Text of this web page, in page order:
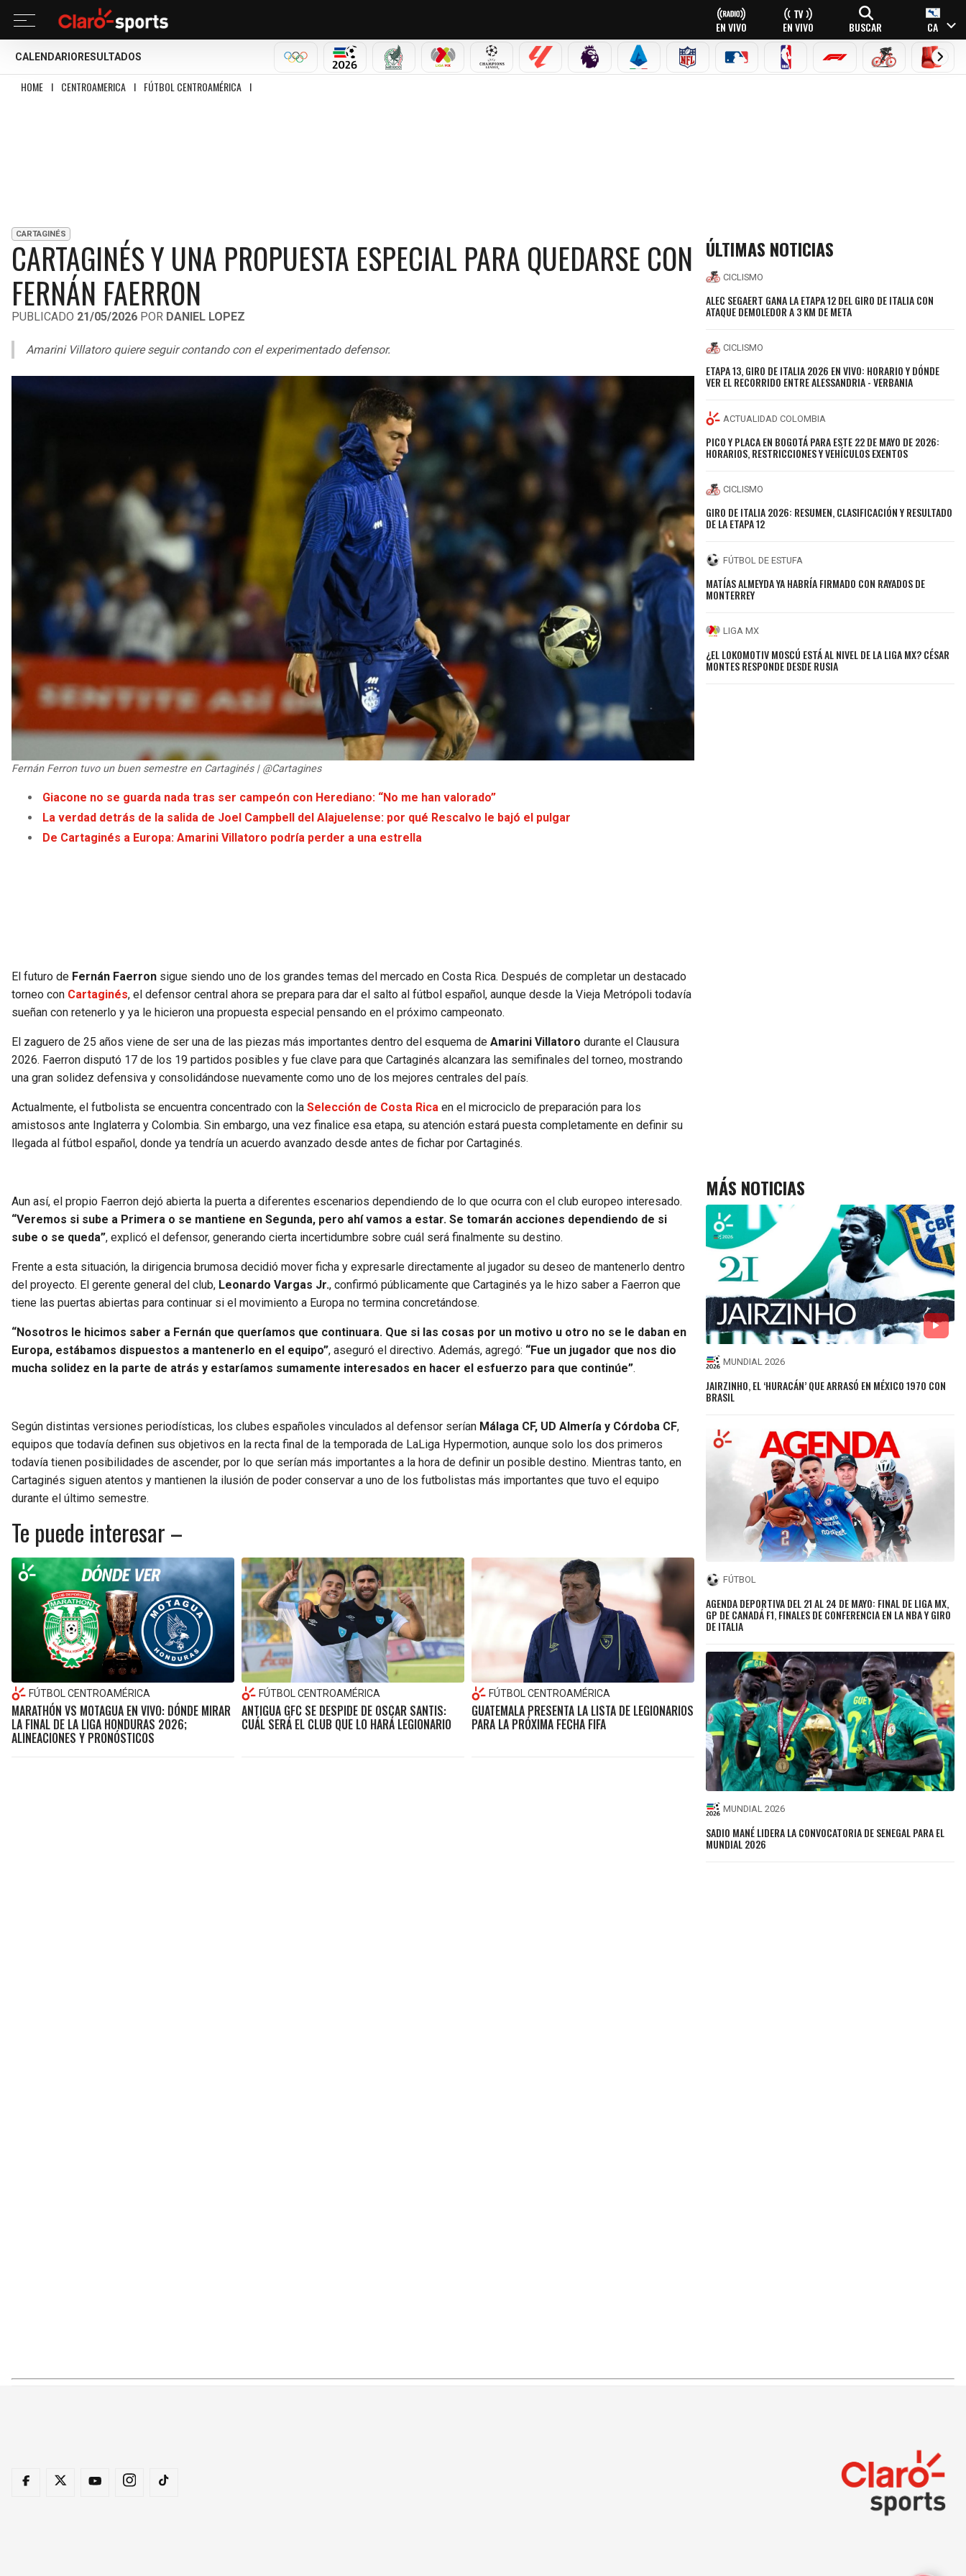
EN VIVO EN VIVO BUSCAR CA
CALENDARIO RESULTADOS
OLÍMPICOSMUNDIAL 2026SELECCIÓN MEXICANA
LIGA MX CHAMPIONS LEAGUE
LALIGA PREMIER LEAGUE
SERIE A NFL MLB NBA FÓRMULA 1CICLISMOBOXEO
HOME I CENTROAMERICA I FÚTBOL CENTROAMÉRICA I
CARTAGINÉS
CARTAGINÉS Y UNA PROPUESTA ESPECIAL PARA QUEDARSE CON
FERNÁN FAERRON
PUBLICADO 21/05/2026 POR DANIEL LOPEZ
Amarini Villatoro quiere seguir contando con el experimentado defensor.
Fernán Ferron tuvo un buen semestre en Cartaginés | @Cartagines
Giacone no se guarda nada tras ser campeón con Herediano: “No me han valorado”
La verdad detrás de la salida de Joel Campbell del Alajuelense: por qué Rescalvo le bajó el pulgar
De Cartaginés a Europa: Amarini Villatoro podría perder a una estrella
El futuro de Fernán Faerron sigue siendo uno de los grandes temas del mercado en Costa Rica. Después de completar un destacado
torneo con Cartaginés, el defensor central ahora se prepara para dar el salto al fútbol español, aunque desde la Vieja Metrópoli todavía
sueñan con retenerlo y ya le hicieron una propuesta especial pensando en el próximo campeonato.
El zaguero de 25 años viene de ser una de las piezas más importantes dentro del esquema de Amarini Villatoro durante el Clausura
2026. Faerron disputó 17 de los 19 partidos posibles y fue clave para que Cartaginés alcanzara las semifinales del torneo, mostrando
una gran solidez defensiva y consolidándose nuevamente como uno de los mejores centrales del país.
Actualmente, el futbolista se encuentra concentrado con la Selección de Costa Rica en el microciclo de preparación para los
amistosos ante Inglaterra y Colombia. Sin embargo, una vez finalice esa etapa, su atención estará puesta completamente en definir su
llegada al fútbol español, donde ya tendría un acuerdo avanzado desde antes de fichar por Cartaginés.
Aun así, el propio Faerron dejó abierta la puerta a diferentes escenarios dependiendo de lo que ocurra con el club europeo interesado.
“Veremos si sube a Primera o se mantiene en Segunda, pero ahí vamos a estar. Se tomarán acciones dependiendo de si
sube o se queda”, explicó el defensor, generando cierta incertidumbre sobre cuál será finalmente su destino.
Frente a esta situación, la dirigencia brumosa decidió mover ficha y expresarle directamente al jugador su deseo de mantenerlo dentro
del proyecto. El gerente general del club, Leonardo Vargas Jr., confirmó públicamente que Cartaginés ya le hizo saber a Faerron que
tiene las puertas abiertas para continuar si el movimiento a Europa no termina concretándose.
“Nosotros le hicimos saber a Fernán que queríamos que continuara. Que si las cosas por un motivo u otro no se le daban en
Europa, estábamos dispuestos a mantenerlo en el equipo”, aseguró el directivo. Además, agregó: “Fue un jugador que nos dio
mucha solidez en la parte de atrás y estaríamos sumamente interesados en hacer el esfuerzo para que continúe”.
Según distintas versiones periodísticas, los clubes españoles vinculados al defensor serían Málaga CF, UD Almería y Córdoba CF,
equipos que todavía definen sus objetivos en la recta final de la temporada de LaLiga Hypermotion, aunque solo los dos primeros
todavía tienen posibilidades de ascender, por lo que serían más importantes a la hora de definir un posible destino. Mientras tanto, en
Cartaginés siguen atentos y mantienen la ilusión de poder conservar a uno de los futbolistas más importantes que tuvo el equipo
durante el último semestre.
Te puede interesar –
FÚTBOL CENTROAMÉRICA
MARATHÓN VS MOTAGUA EN VIVO: DÓNDE MIRAR
LA FINAL DE LA LIGA HONDURAS 2026;
ALINEACIONES Y PRONÓSTICOS
FÚTBOL CENTROAMÉRICA
ANTIGUA GFC SE DESPIDE DE OSCAR SANTIS:
CUÁL SERÁ EL CLUB QUE LO HARÁ LEGIONARIO
FÚTBOL CENTROAMÉRICA
GUATEMALA PRESENTA LA LISTA DE LEGIONARIOS
PARA LA PRÓXIMA FECHA FIFA
ÚLTIMAS NOTICIAS
CICLISMO
ALEC SEGAERT GANA LA ETAPA 12 DEL GIRO DE ITALIA CON
ATAQUE DEMOLEDOR A 3 KM DE META
CICLISMO
ETAPA 13, GIRO DE ITALIA 2026 EN VIVO: HORARIO Y DÓNDE
VER EL RECORRIDO ENTRE ALESSANDRIA - VERBANIA
ACTUALIDAD COLOMBIA
PICO Y PLACA EN BOGOTÁ PARA ESTE 22 DE MAYO DE 2026:
HORARIOS, RESTRICCIONES Y VEHÍCULOS EXENTOS
CICLISMO
GIRO DE ITALIA 2026: RESUMEN, CLASIFICACIÓN Y RESULTADO
DE LA ETAPA 12
FÚTBOL DE ESTUFA
MATÍAS ALMEYDA YA HABRÍA FIRMADO CON RAYADOS DE
MONTERREY
LIGA MX
¿EL LOKOMOTIV MOSCÚ ESTÁ AL NIVEL DE LA LIGA MX? CÉSAR
MONTES RESPONDE DESDE RUSIA
MÁS NOTICIAS
MUNDIAL 2026
JAIRZINHO, EL ‘HURACÁN’ QUE ARRASÓ EN MÉXICO 1970 CON
BRASIL
FÚTBOL
AGENDA DEPORTIVA DEL 21 AL 24 DE MAYO: FINAL DE LIGA MX,
GP DE CANADÁ F1, FINALES DE CONFERENCIA EN LA NBA Y GIRO
DE ITALIA
MUNDIAL 2026
SADIO MANÉ LIDERA LA CONVOCATORIA DE SENEGAL PARA EL
MUNDIAL 2026